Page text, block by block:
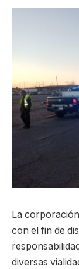
La
con el fin de
diversas